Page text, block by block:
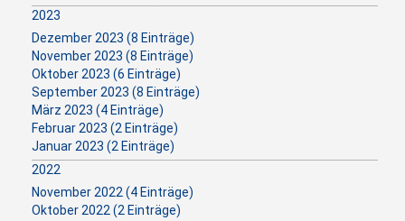
2023
Dezember 2023 (8 Einträge)
November 2023 (8 Einträge)
Oktober 2023 (6 Einträge)
September 2023 (8 Einträge)
März 2023 (4 Einträge)
Februar 2023 (2 Einträge)
Januar 2023 (2 Einträge)
2022
November 2022 (4 Einträge)
Oktober 2022 (2 Einträge)